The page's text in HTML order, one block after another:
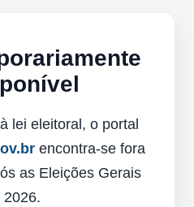
lei eleitoral, o portal
encontra-se fora
as Eleições Gerais
2026.